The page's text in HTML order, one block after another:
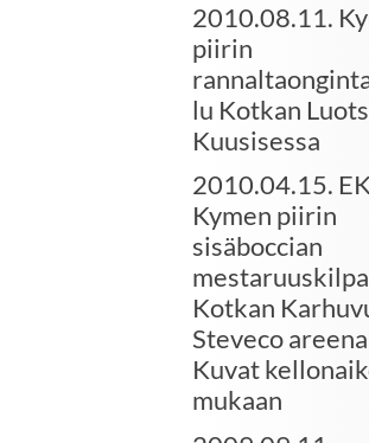
2010.08.11.
piirin
lu Kotkan
Kuusisessa
2010.04.15.
Kymen piirin
sisäboccian
Kotkan
Steveco
Kuvat
mukaan